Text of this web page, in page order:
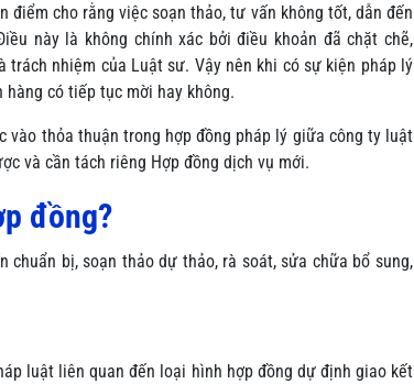
cho rằng việc soạn thảo, tư vấn không tốt, dẫn đến
này là không chính xác bởi điều khoản đã chặt chẽ,
nhiệm của Luật sư. Vậy nên khi có sự kiện pháp lý
có tiếp tục mời hay không.
vào thỏa thuận trong hợp đồng pháp lý giữa công ty luật
và cần tách riêng Hợp đồng dịch vụ mới.
đồng?
bị, soạn thảo dự thảo, rà soát, sửa chữa bổ sung,
luật liên quan đến loại hình hợp đồng dự định giao kết